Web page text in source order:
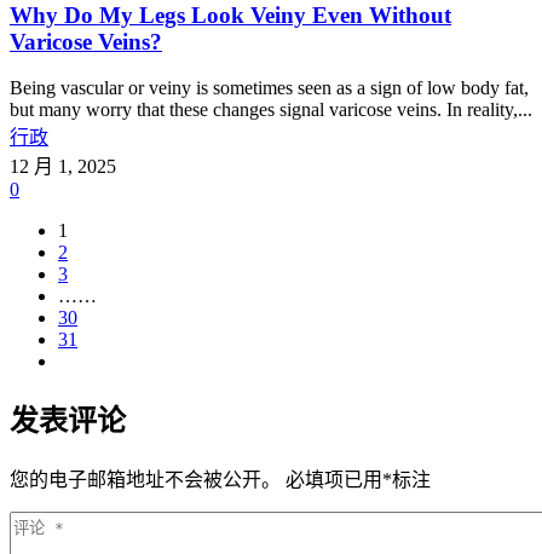
Why Do My Legs Look Veiny Even Without
Varicose Veins?
Being vascular or veiny is sometimes seen as a sign of low body fat,
but many worry that these changes signal varicose veins. In reality,...
行政
12 月 1, 2025
0
1
2
3
……
30
31
发表评论
您的电子邮箱地址不会被公开。 必填项已用 *标注